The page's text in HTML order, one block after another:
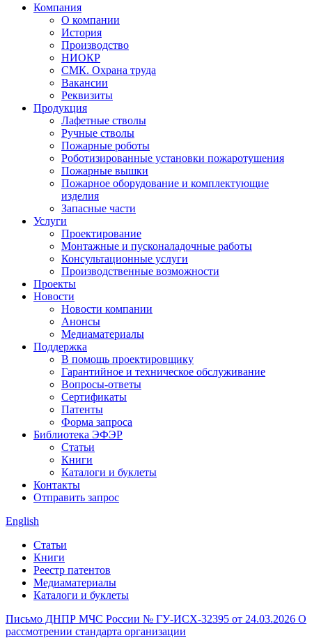
Компания
О компании
История
Производство
НИОКР
СМК. Охрана труда
Вакансии
Реквизиты
Продукция
Лафетные стволы
Ручные стволы
Пожарные роботы
Роботизированные установки пожаротушения
Пожарные вышки
Пожарное оборудование и комплектующие
изделия
Запасные части
Услуги
Проектирование
Монтажные и пусконаладочные работы
Консультационные услуги
Производственные возможности
Проекты
Новости
Новости компании
Анонсы
Медиаматериалы
Поддержка
В помощь проектировщику
Гарантийное и техническое обслуживание
Вопросы-ответы
Сертификаты
Патенты
Форма запроса
Библиотека ЭФЭР
Статьи
Книги
Каталоги и буклеты
Контакты
Отправить запрос
English
Статьи
Книги
Реестр патентов
Медиаматериалы
Каталоги и буклеты
Письмо ДНПР МЧС России № ГУ-ИСХ-32395 от 24.03.2026 О
рассмотрении стандарта организации